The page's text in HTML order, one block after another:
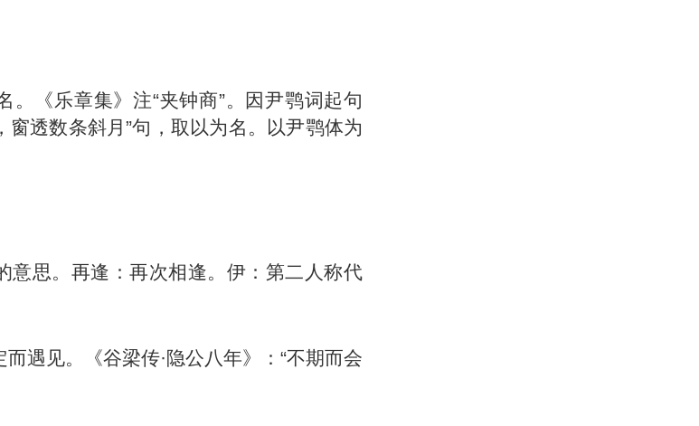
《乐章集》注“夹钟商”。因尹鹗词起句
窗透数条斜月”句，取以为名。以尹鹗体为
思。再逢：再次相逢。伊：第二人称代
遇见。《谷梁传·隐公八年》：“不期而会